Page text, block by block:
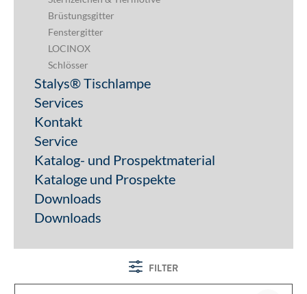
Brüstungsgitter
Fenstergitter
LOCINOX
Schlösser
Stalys® Tischlampe
Services
Kontakt
Service
Katalog- und Prospektmaterial
Kataloge und Prospekte
Downloads
Downloads
FILTER